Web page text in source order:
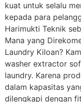
kuat untuk selalu
kepada para
Harimukti Teknik
Mana yang
Laundry Kiloan?
washer extractor
laundry. Karena
dalam kapasitas
dilengkapi dengan